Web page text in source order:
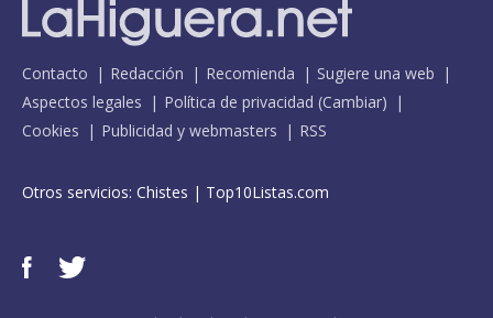
Contacto Redacción Recomienda
Sugiere una web
Aspectos legales
Política de privacidad (Cambiar)
Cookies
Publicidad y webmasters RSS
Otros servicios: Chistes | Top10Listas.com